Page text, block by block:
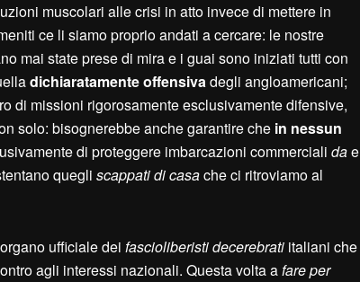
muscolari alle crisi in atto invece di mettere in
ce li siamo proprio andati a cercare: le nostre
mai state prese di mira e i guai sono iniziati tutti con
dichiaratamente offensivadegli angloamericani;
di missioni rigorosamente esclusivamente difensive,
solo: bisognerebbe anche garantire che in nessun
di proteggere imbarcazioni commerciali dae
quegli scappati di casache ci ritroviamo al
ufficiale dei fascioliberisti decerebrati italiani che
agli interessi nazionali. Questa volta afare per